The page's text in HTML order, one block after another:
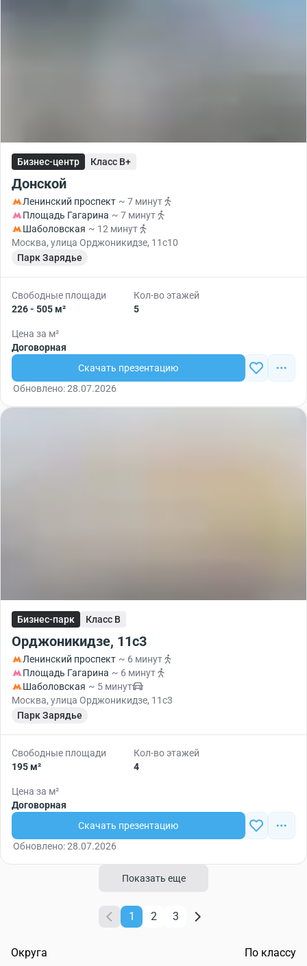
Бизнес-центр Класс B+
Донской
Ленинский проспект ~ 7 минут
Площадь Гагарина ~ 7 минут
Шаболовская ~ 12 минут
Москва, улица Орджоникидзе, 11с10
Парк Зарядье
Свободные площади
226 - 505 м²
Кол-во этажей
5
Цена за м²
Договорная
Скачать презентацию
Обновлено: 28.07.2026
Бизнес-парк Класс B
Орджоникидзе, 11с3
Ленинский проспект ~ 6 минут
Площадь Гагарина ~ 6 минут
Шаболовская ~ 5 минут
Москва, улица Орджоникидзе, 11с3
Парк Зарядье
Свободные площади
195 м²
Кол-во этажей
4
Цена за м²
Договорная
Скачать презентацию
Обновлено: 28.07.2026
Показать еще
1 2 3
Округа
По классу